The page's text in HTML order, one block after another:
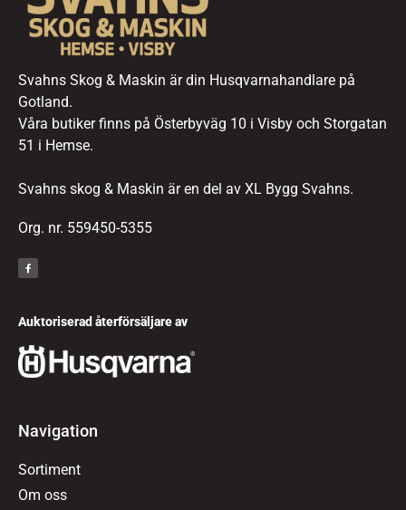
Svahns Skog & Maskin är din Husqvarnahandlare på
Gotland.
Våra butiker finns på Österbyväg 10 i Visby och Storgatan
51 i Hemse.
Svahns skog & Maskin är en del av XL Bygg Svahns.
Org. nr. 559450-5355
Auktoriserad återförsäljare av
Navigation
Sortiment
Om oss